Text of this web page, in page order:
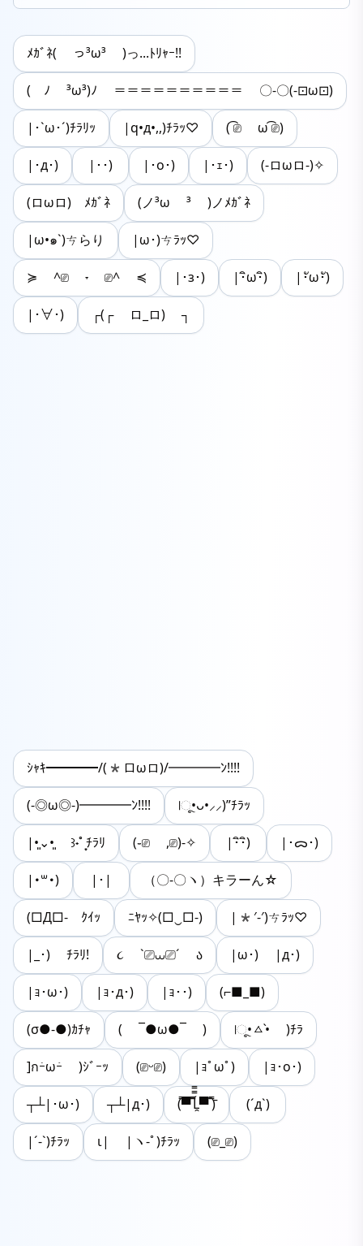
ﾒｶﾞﾈ( っ³ω³ )っ...ﾄﾘｬｰ!!
( ﾉ ³ω³)ﾉ ＝＝＝＝＝＝＝＝＝＝ 〇-〇(-⊡ω⊡)
|･`ω･´)ﾁﾗﾘｯ |q•д•,,)ﾁﾗｯ♡ ( ͡⎚ ω ͡⎚)
|･д･) |･･) |･o･) |･ｪ･) (-ロωロ-)✧
(ロωロ)ゞﾒｶﾞﾈ (ノ³ω ³ )ノﾒｶﾞﾈ
|ω•๑`)ㄘらり |ω･)ㄘﾗｯ♡
≽ ^⎚ ˕ ⎚^ ≼ |･з･) |･ิω･ิ) |･ัω･ั)
|･∀･) ┌(┌ ロ_ロ) ┐
ｼｬｷ━━━━/(*ロωロ)/━━━━ﾝ!!!!
(-◎ω◎-)━━━━ﾝ!!!! |ૂ•ᴗ•⸝⸝)”ﾁﾗｯ
|•͈⌄•͈ ꒱˖˚ ͙ﾁﾗﾘ (֊⎚ ,⎚)-✧ |･ิ･ิ) |･ᯅ･)
|･꒳･) |･| （〇-〇ヽ）キラーん☆
(□Д□-ゞｸｲｯ ﾆﾔｯ✧(□‿□-) |*′-′)ㄘﾗｯ♡
|_･) ﾁﾗﾘ! ૮ `⎚⩊⎚´ ა |ω･) |д･)
|ｮ･ω･) |ｮ･д･) |ｮ･･) (⌐■_■)
(σ●-●)ｶﾁｬ ( ¯●ω●¯ ) |ૂ•ㅿ•̀ )ﾁﾗ
]กｰ̀ωｰ́ )ｼﾞｰｯ (⎚ᵕ⎚) |ｮﾟωﾟ) |ｮ･o･)
┬┴|･ω･) ┬┴|д･) (̿▀̿ ̿Ĺ̯̿̿▀̿ ̿)̄ (´д`)
|´-`)ﾁﾗｯ ι| |ヽ-ﾟ)ﾁﾗｯ (⎚_⎚)